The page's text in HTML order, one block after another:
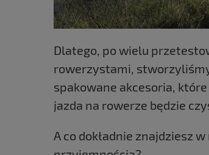
Dlatego, po wielu
rowerzystami,
spakowane akcesoria,
jazda na rowerze będzie
A co dokładnie znajdziesz